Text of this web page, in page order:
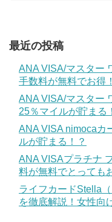
最近の投稿
ANA VISA/マスター
手数料が無料でお得！
ANA VISA/マスター
25％マイルが貯まる！
ANA VISA nimocaカ
ルが貯まる！？
ANA VISAプラチナ
料が無料でとっても
ライフカードStella
を徹底解説！女性向